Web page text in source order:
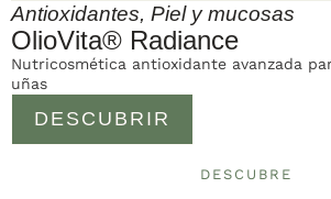
Antioxidantes, Piel y mucosas
OlioVita® Radiance
DESCUBRIR
Nutricosmética antioxidante avanzada
uñas
DESCUBRE